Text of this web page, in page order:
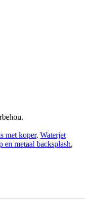
met koper, Waterjet
en metaal backsplash,